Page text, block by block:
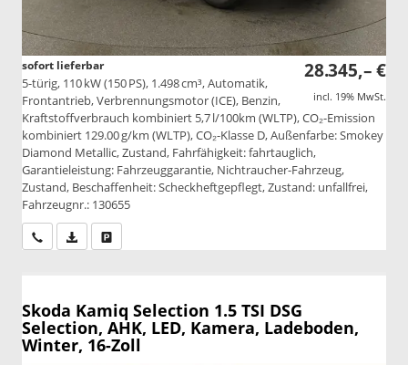
28.345,– €
incl. 19% MwSt.
sofort lieferbar
5-türig, 110 kW (150 PS), 1.498 cm³, Automatik,
Frontantrieb, Verbrennungsmotor (ICE), Benzin,
Kraftstoffverbrauch kombiniert 5,7 l/100km (WLTP), CO₂-Emission
kombiniert 129.00 g/km (WLTP), CO₂-Klasse D, Außenfarbe: Smokey
Diamond Metallic, Zustand, Fahrfähigkeit: fahrtauglich,
Garantieleistung: Fahrzeuggarantie, Nichtraucher-Fahrzeug,
Zustand, Beschaffenheit: Scheckheftgepflegt, Zustand: unfallfrei,
Fahrzeugnr.: 130655
Wir rufen Sie anPDF-Datei, Fahrzeugexposé drucken
Skoda Kamiq Selection 1.5 TSI DSG
Selection, AHK, LED, Kamera, Ladeboden,
Winter, 16-Zoll